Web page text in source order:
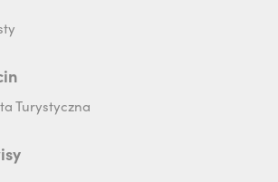
Turystyczna